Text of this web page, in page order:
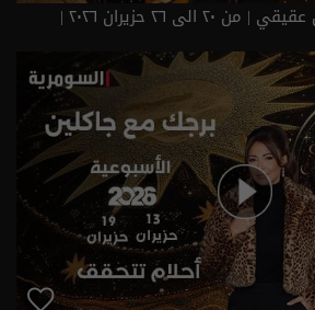
اسرار الفلك مع جاكلين عقيقي | من ٢٠ الى ٢٦ حزيران ٢٠٢٦ |